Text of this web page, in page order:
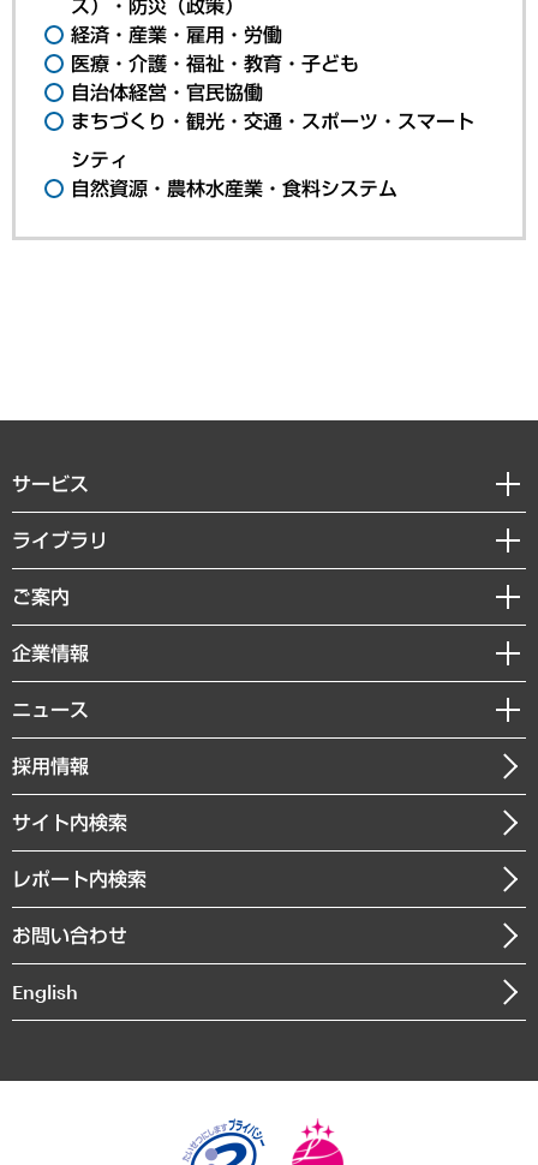
ス）・防災（政策）
経済・産業・雇用・労働
医療・介護・福祉・教育・子ども
自治体経営・官民協働
まちづくり・観光・交通・スポーツ・スマート
シティ
自然資源・農林水産業・食料システム
サービス
経営戦略
組織・人事戦略
デジタルイノベーション
共生・ダイバーシティ
GRC（ガバナンス・リスク・コンプライアンス）・防災（政策）
経済・産業・雇用・労働
まちづくり・観光・交通・スポーツ・スマートシティ
自然資源・農林水産業・食料システム
ライブラリ
経済調査
レポート
コラム
経営用語集
受託・受注実績（官公庁関連）
メディア掲載・出演
ご案内
セミナー・イベント情報
MUFGビジネスセミナー
受託案件情報
企業情報
私たちの想い
社長メッセージ
会社概要
沿革
組織図・本部部室紹介
インドネシア現地法人
個人情報保護方針
ニュース
ニュースリリース
お知らせ
採用情報
サイト内検索
レポート内検索
お問い合わせ
English